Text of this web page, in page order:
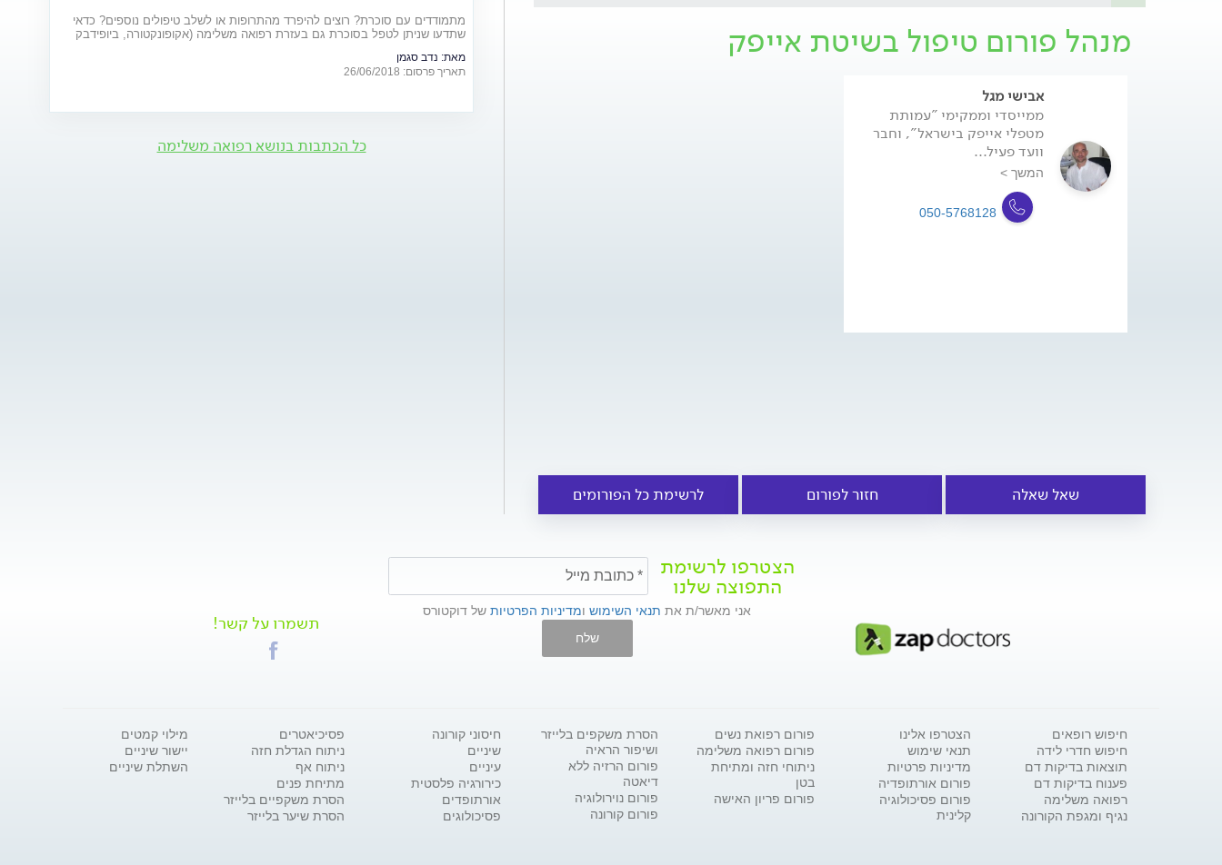
מנהל פורום טיפול בשיטת אייפק
אבישי מגל
ממייסדי וממקימי "עמותת
מטפלי אייפק בישראל", וחבר
וועד פעיל...
המשך >
050-5768128
שאל שאלה חזור לפורום לרשימת כל הפורומים
מתמודדים עם סוכרת? רוצים להיפרד מהתרופות או לשלב טיפולים נוספים? כדאי
שתדעו שניתן לטפל בסוכרת גם בעזרת רפואה משלימה (אקופונקטורה, ביופידבק
מאת: נדב סגמן
תאריך פרסום: 26/06/2018
כל הכתבות בנושא רפואה משלימה
הצטרפו לרשימת
התפוצה שלנו
אני מאשר/ת את תנאי השימוש ומדיניות הפרטיות של דוקטורס
שלח
תשמרו על קשר!
חיפוש רופאים
חיפוש חדרי לידה
תוצאות בדיקות דם
פענוח בדיקות דם
רפואה משלימה
נגיף ומגפת הקורונה
הצטרפו אלינו
תנאי שימוש
מדיניות פרטיות
פורום אורתופדיה
פורום פסיכולוגיה
קלינית
פורום רפואת נשים
פורום רפואה משלימה
ניתוחי חזה ומתיחת
בטן
פורום פריון האישה
הסרת משקפים בלייזר
ושיפור הראיה
פורום הרזיה ללא
דיאטה
פורום נוירולוגיה
פורום קורונה
חיסוני קורונה
שיניים
עיניים
כירורגיה פלסטית
אורתופדים
פסיכולוגים
פסיכיאטרים
ניתוח הגדלת חזה
ניתוח אף
מתיחת פנים
הסרת משקפיים בלייזר
הסרת שיער בלייזר
מילוי קמטים
יישור שיניים
השתלת שיניים